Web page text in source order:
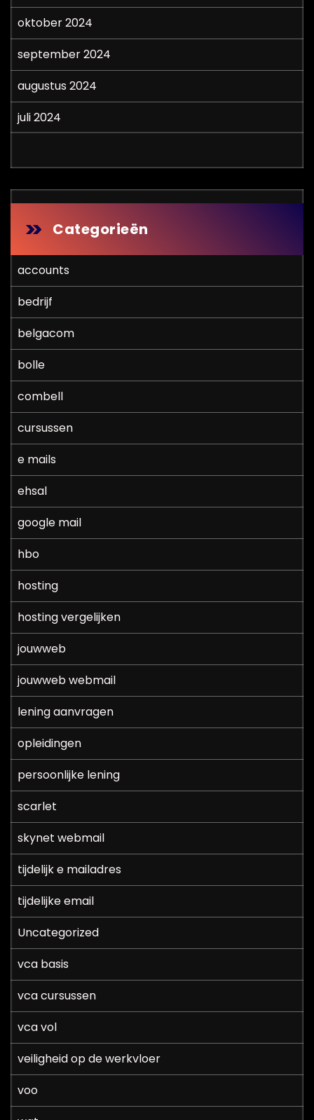
oktober 2024
september 2024
augustus 2024
juli 2024
Categorieën
accounts
bedrijf
belgacom
bolle
combell
cursussen
e mails
ehsal
google mail
hbo
hosting
hosting vergelijken
jouwweb
jouwweb webmail
lening aanvragen
opleidingen
persoonlijke lening
scarlet
skynet webmail
tijdelijk e mailadres
tijdelijke email
Uncategorized
vca basis
vca cursussen
vca vol
veiligheid op de werkvloer
voo